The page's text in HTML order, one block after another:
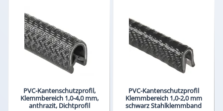
PVC-Kantenschutzprofil,
Klemmbereich 1,0-4,0 mm,
anthrazit, Dichtprofil
PVC-Kantenschutzprofil
Klemmbereich 1,0-2,0 mm
schwarz Stahlklemmband